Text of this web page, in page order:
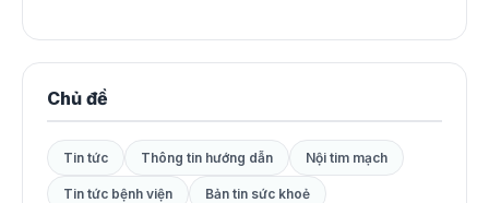
Chủ đề
Tin tức Thông tin hướng dẫn Nội tim mạch
Tin tức bệnh viện Bản tin sức khoẻ